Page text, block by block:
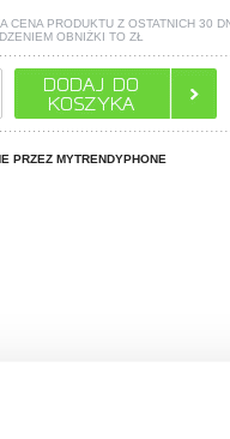
CENA PRODUKTU Z OSTATNICH 30
OBNIŻKI TOZŁ
PRZEZ MYTRENDYPHONE